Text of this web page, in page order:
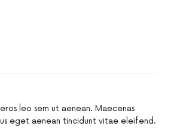
leo sem ut aenean. Maecenas
eget aenean tincidunt vitae eleifend.